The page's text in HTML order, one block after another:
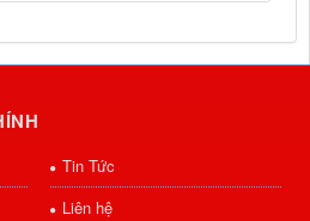
Tin Tức
Liên hệ